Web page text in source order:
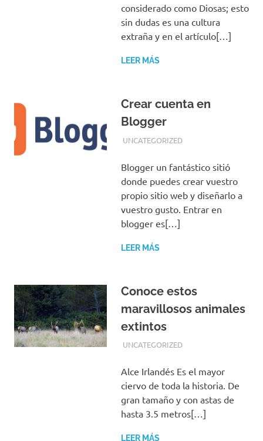
considerado como Diosas; esto
sin dudas es una cultura
extraña y en el artículo[…]
LEER MÁS
Crear cuenta en
Blogger
NOVIEMBRE 26, 2018
EQUIPO DE REDACCIÓN
UNCATEGORIZED
Blogger un fantástico sitió
donde puedes crear vuestro
propio sitio web y diseñarlo a
vuestro gusto. Entrar en
blogger es[…]
LEER MÁS
Conoce estos
maravillosos animales
extintos
NOVIEMBRE 4, 2018
EQUIPO DE REDACCIÓN
UNCATEGORIZED
Alce Irlandés Es el mayor
ciervo de toda la historia. De
gran tamaño y con astas de
hasta 3.5 metros[…]
LEER MÁS